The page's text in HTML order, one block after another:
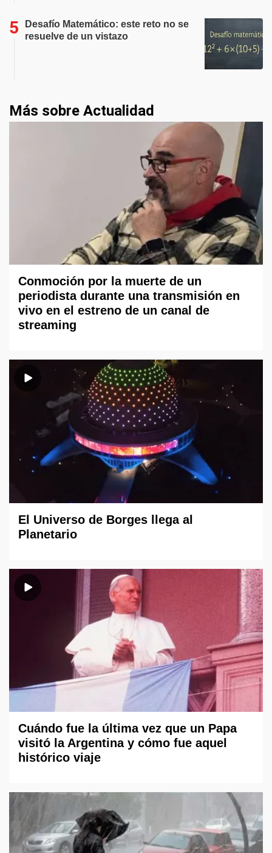
Desafío Matemático: este reto no se
resuelve de un vistazo
Más sobre Actualidad
Conmoción por la muerte de un
periodista durante una transmisión en
vivo en el estreno de un canal de
streaming
El Universo de Borges llega al
Planetario
Cuándo fue la última vez que un Papa
visitó la Argentina y cómo fue aquel
histórico viaje